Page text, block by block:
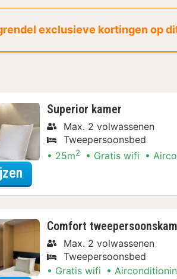
exclusieve kortingen op
Superior kamer
Max. 2 volwassenen
Tweepersoonsbed
25m2 Gratis wifi
Comfort
Max. 2 volwassenen
Tweepersoonsbed
Gratis wifi